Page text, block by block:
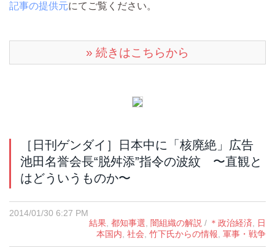
記事の提供元にてご覧ください。
» 続きはこちらから
［日刊ゲンダイ］日本中に「核廃絶」広告
池田名誉会長“脱舛添”指令の波紋 〜直観と
はどういうものか〜
2014/01/30 6:27 PM
結果, 都知事選, 闇組織の解説 / ＊政治経済, 日
本国内, 社会, 竹下氏からの情報, 軍事・戦争